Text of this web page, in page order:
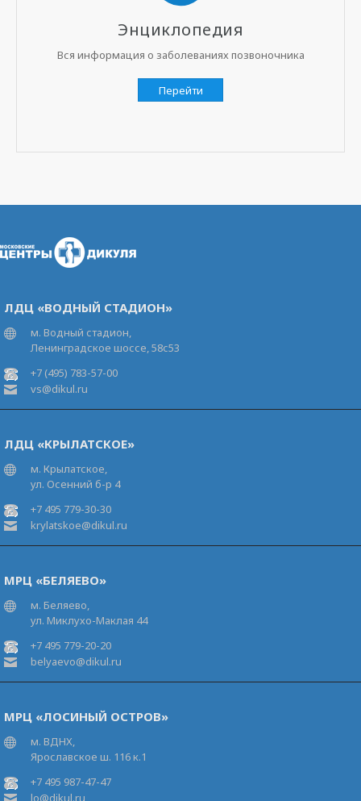
Энциклопедия
Вся информация о заболеваниях позвоночника
Перейти
ЛДЦ «ВОДНЫЙ СТАДИОН»
м. Водный стадион,
Ленинградское шоссе, 58с53
+7 (495) 783-57-00
vs@dikul.ru
ЛДЦ «КРЫЛАТСКОЕ»
м. Крылатское,
ул. Осенний б-р 4
+7 495 779-30-30
krylatskoe@dikul.ru
МРЦ «БЕЛЯЕВО»
м. Беляево,
ул. Миклухо-Маклая 44
+7 495 779-20-20
belyaevo@dikul.ru
МРЦ «ЛОСИНЫЙ ОСТРОВ»
м. ВДНХ,
Ярославское ш. 116 к.1
+7 495 987-47-47
lo@dikul.ru